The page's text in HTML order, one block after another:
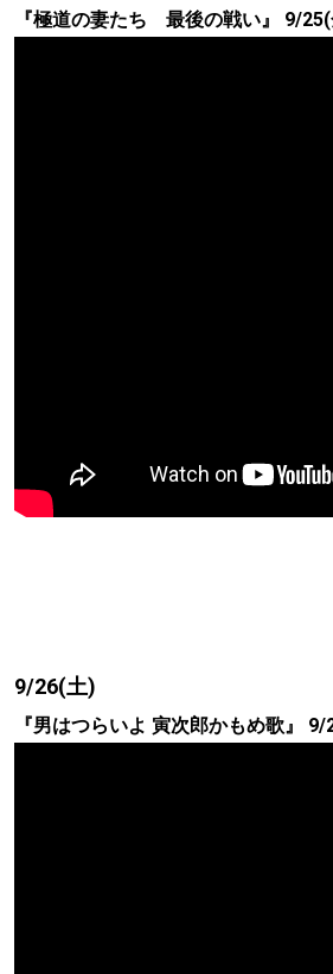
『極道の妻たち 最後の戦い』 9/
9/26(土)
『男はつらいよ 寅次郎かもめ歌』